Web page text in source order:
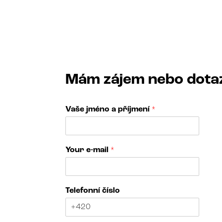
Mám zájem nebo
Vaše jméno a příjmení *
*
m
i
v
Your e-mail *
Telefonní číslo